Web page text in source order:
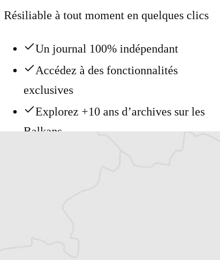
Résiliable à tout moment en quelques clics
Un journal 100% indépendant
Accédez à des fonctionnalités
exclusives
Explorez +10 ans d’archives sur les
Balkans